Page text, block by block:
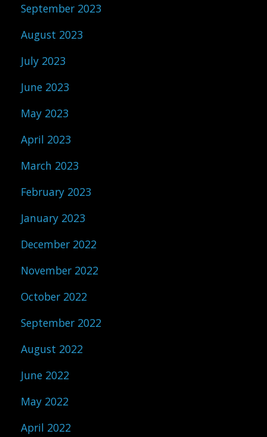
September 2023
August 2023
July 2023
June 2023
May 2023
April 2023
March 2023
February 2023
January 2023
December 2022
November 2022
October 2022
September 2022
August 2022
June 2022
May 2022
April 2022